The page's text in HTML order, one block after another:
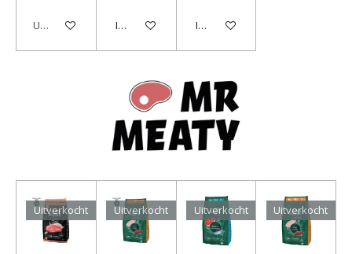
Uitverkocht In winkelwagen In winkelwagen
Uitverkocht Uitverkocht Uitverkocht Uitverkocht